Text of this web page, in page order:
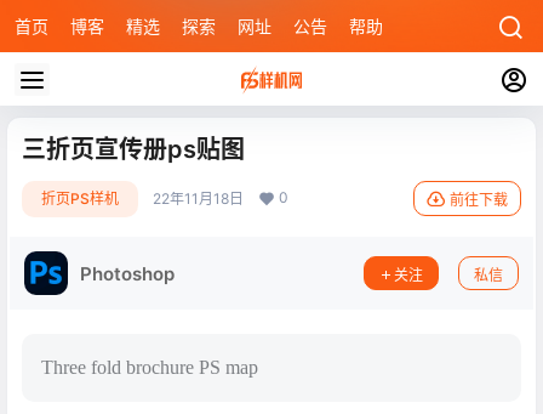
首页 博客 精选 探索 网址 公告 帮助
三折页宣传册ps贴图
折页PS样机 22年11月18日 0 前往下载
Photoshop 关注 私信
Three fold brochure PS map